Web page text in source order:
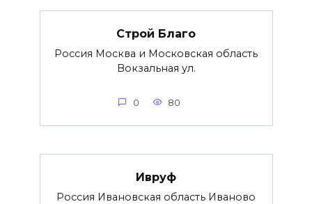
Строй Благо
Россия Москва и Московская область
Вокзальная ул.
0 80
Ивруф
Россия Ивановская область Иваново